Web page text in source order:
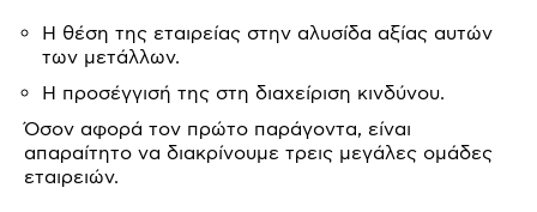
Η θέση της εταιρείας στην αλυσίδα αξίας αυτών
των μετάλλων.
Η προσέγγισή της στη διαχείριση κινδύνου.
Όσον αφορά τον πρώτο παράγοντα, είναι
απαραίτητο να διακρίνουμε τρεις μεγάλες ομάδες
εταιρειών.